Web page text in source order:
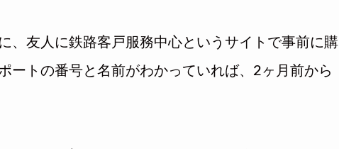
、友人に鉄路客戸服務中心というサイトで事前に購
ートの番号と名前がわかっていれば、2ヶ月前から